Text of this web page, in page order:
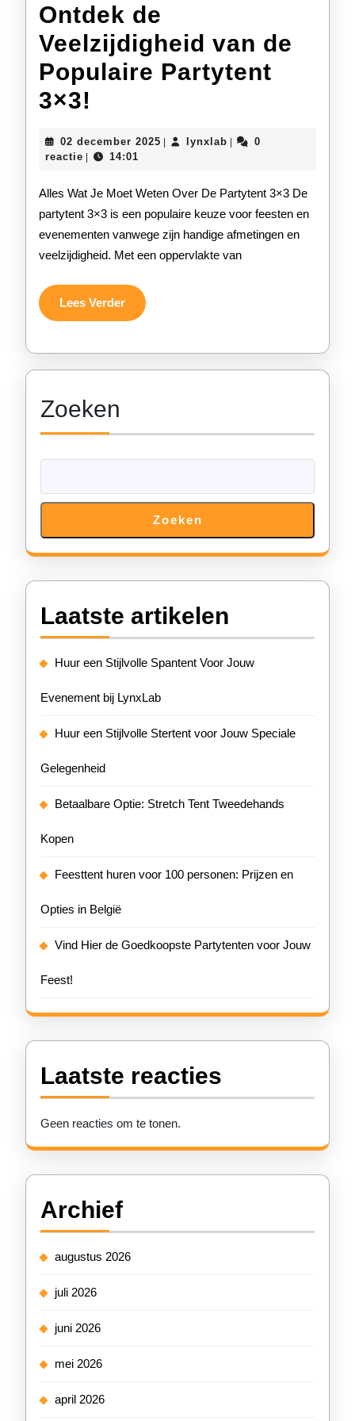
Ontdek de
Veelzijdigheid van de
Populaire Partytent
3×3!
Veelzijdigheid
van
de
Populaire
Partytent
3×3!
02 december 2025 02
lynxlablynxlab
0
reactie
14:01
Alles Wat Je Moet Weten Over De Partytent 3×3 De
partytent 3×3 is een populaire keuze voor feesten en
evenementen vanwege zijn handige afmetingen en
veelzijdigheid. Met een oppervlakte van
Lees VerderLees
Verder
Zoeken
Zoeken
Laatste artikelen
Huur een Stijlvolle Spantent Voor Jouw
Evenement bij LynxLab
Huur een Stijlvolle Stertent voor Jouw Speciale
Gelegenheid
Betaalbare Optie: Stretch Tent Tweedehands
Kopen
Feesttent huren voor 100 personen: Prijzen en
Opties in België
Vind Hier de Goedkoopste Partytenten voor Jouw
Feest!
Laatste reacties
Geen reacties om te tonen.
Archief
augustus 2026
juli 2026
juni 2026
mei 2026
april 2026